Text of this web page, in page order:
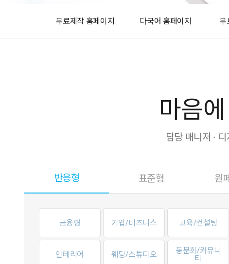
무료제작 홈페이지 다국어 홈페이지 무
마음
담당 매니저 ·
반응형 표준형 원
금융형 기업/비즈니스 교육/컨설팅
인테리어 웨딩/스튜디오 동문회/커뮤니
티